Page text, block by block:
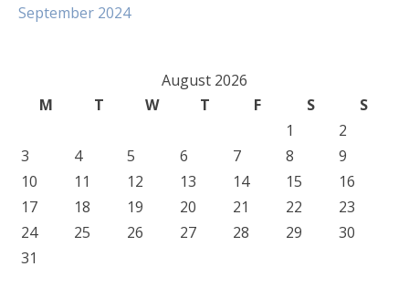
September 2024
August 2026
M
T W T F S
S
1
2
3
4 5 6 7 8
9
10
11 12 13 14 15
16
17
18 19 20 21 22
23
24
25 26 27 28 29
30
31